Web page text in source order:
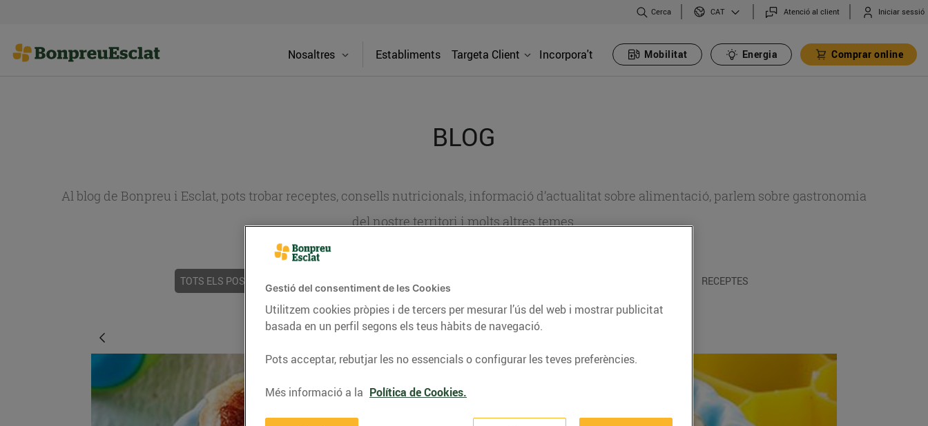
Cerca CAT Atenció al client Iniciar sessió
Nosaltres Establiments Targeta Client Incorpora't Mobilitat Energia Comprar online
BLOG
Al blog de Bonpreu i Esclat, pots trobar receptes, consells nutricionals, informació d’actualitat sobre alimentació, parlem sobre gastronomia
del nostre territori i molts altres temes.
TOTS ELS POSTS ACTUALITAT CONSELLS I HÀBITS SALUDABLES RECEPTES
Gestió del consentiment de les Cookies
Utilitzem cookies pròpies i de tercers per mesurar l’ús del web i mostrar publicitat
basada en un perfil segons els teus hàbits de navegació.
Pots acceptar, rebutjar les no essencials o configurar les teves preferències.
Més informació a la Política de Cookies.